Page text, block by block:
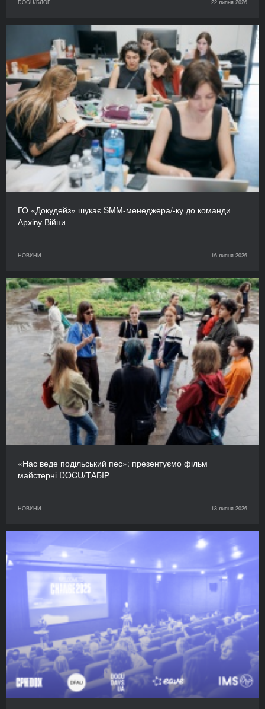
DOCU/БЛОГ 22 липня 2026
ГО «Докудейз» шукає SMM-менеджера/-ку до команди
Архіву Війни
НОВИНИ 16 липня 2026
«Нас веде подільський пес»: презентуємо фільм
майстерні DOCU/ТАБІР
НОВИНИ 13 липня 2026